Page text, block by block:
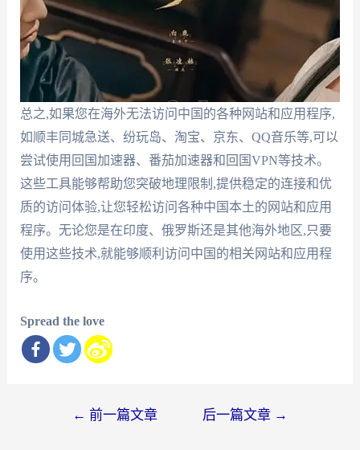
总之,如果您在海外无法访问中国的各种网站和应用程序,
如顺丰同城急送、纷玩岛、淘宝、京东、QQ音乐等,可以
尝试使用回国加速器、番茄加速器和回国VPN等技术。
这些工具能够帮助您突破地理限制,提供稳定的连接和优
质的访问体验,让您轻松访问各种中国本土的网站和应用
程序。无论您是在印度、俄罗斯还是其他海外地区,只要
使用这些技术,就能够顺利访问中国的相关网站和应用程
序。
Spread the love
← 前一篇文章 后一篇文章 →